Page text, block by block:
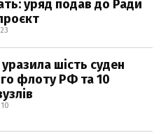
уряд подав до Ради
уразила шість суден
флоту РФ та 10